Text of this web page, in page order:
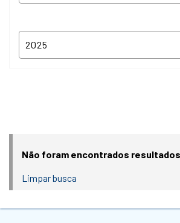
Não foram encontrados
Limpar busca